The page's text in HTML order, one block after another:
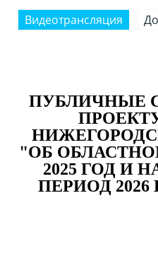
Видеотрансляция
ПУБЛИЧНЫЕ
"ОБ
2025 ГОД И
ПЕРИОД 2026